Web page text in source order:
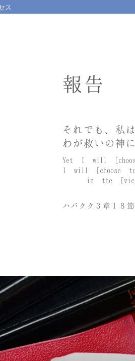
ス
報告
それでも、私
わが救いの神
Yet I will
I will [choose
in the
ハバクク３章１８節